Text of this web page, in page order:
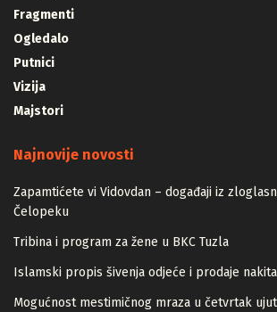
Fragmenti
Ogledalo
Putnici
Vizija
Majstori
Najnovije novosti
Zapamtićete vi Vidovdan – događaji iz
Čelopeku
Tribina i program za žene u BKC Tuzla
Islamski propis šivenja odjeće i prodaje
Mogućnost mestimičnog mraza u četvrtak